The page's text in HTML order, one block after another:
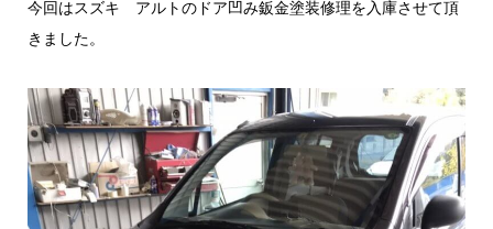
今回はスズキ アルトのドア凹み鈑金塗装修理を入庫させて頂
きました。